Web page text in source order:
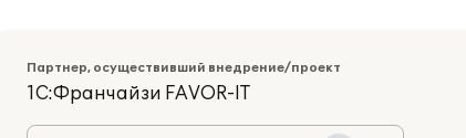
Партнер, осуществивший внедрение/проект
1С:Франчайзи FAVOR-IT